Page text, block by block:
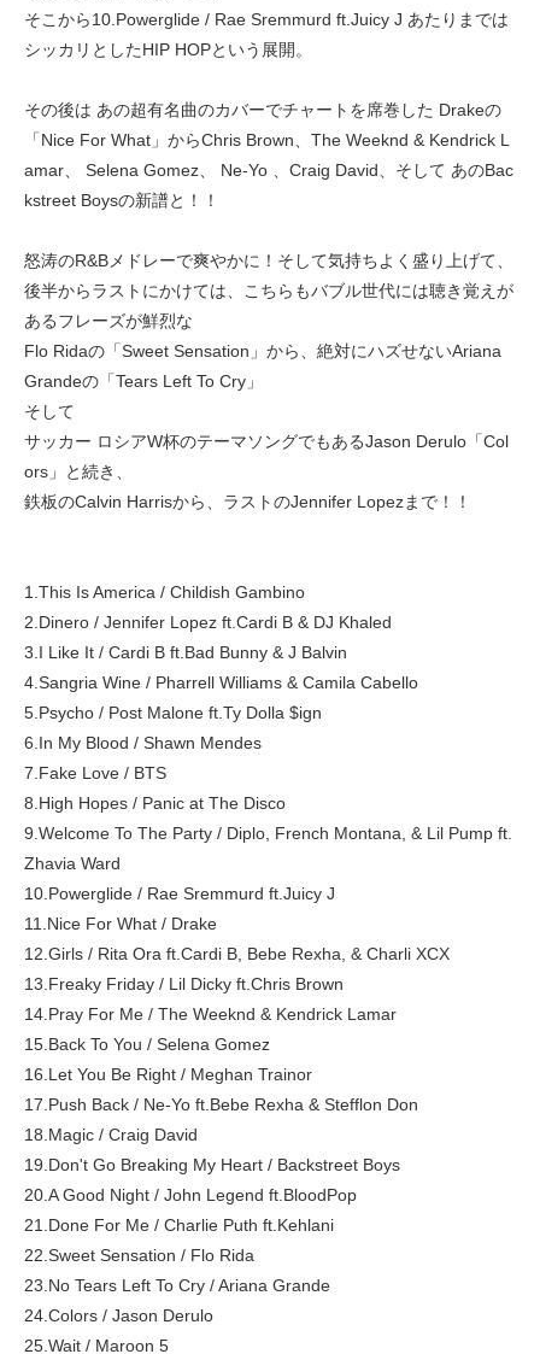
そこから10.Powerglide / Rae Sremmurd ft.Juicy J あたりまでは
シッカリとしたHIP HOPという展開。
その後は あの超有名曲のカバーでチャートを席巻した Drakeの
「Nice For What」からChris Brown、The Weeknd & Kendrick L
amar、 Selena Gomez、 Ne-Yo 、Craig David、そして あのBac
kstreet Boysの新譜と！！
怒涛のR&Bメドレーで爽やかに！そして気持ちよく盛り上げて、
後半からラストにかけては、こちらもバブル世代には聴き覚えが
あるフレーズが鮮烈な
Flo Ridaの「Sweet Sensation」から、絶対にハズせないAriana
Grandeの「Tears Left To Cry」
そして
サッカー ロシアW杯のテーマソングでもあるJason Derulo「Col
ors」と続き、
鉄板のCalvin Harrisから、ラストのJennifer Lopezまで！！
1.This Is America / Childish Gambino
2.Dinero / Jennifer Lopez ft.Cardi B & DJ Khaled
3.I Like It / Cardi B ft.Bad Bunny & J Balvin
4.Sangria Wine / Pharrell Williams & Camila Cabello
5.Psycho / Post Malone ft.Ty Dolla $ign
6.In My Blood / Shawn Mendes
7.Fake Love / BTS
8.High Hopes / Panic at The Disco
9.Welcome To The Party / Diplo, French Montana, & Lil Pump ft.
Zhavia Ward
10.Powerglide / Rae Sremmurd ft.Juicy J
11.Nice For What / Drake
12.Girls / Rita Ora ft.Cardi B, Bebe Rexha, & Charli XCX
13.Freaky Friday / Lil Dicky ft.Chris Brown
14.Pray For Me / The Weeknd & Kendrick Lamar
15.Back To You / Selena Gomez
16.Let You Be Right / Meghan Trainor
17.Push Back / Ne-Yo ft.Bebe Rexha & Stefflon Don
18.Magic / Craig David
19.Don't Go Breaking My Heart / Backstreet Boys
20.A Good Night / John Legend ft.BloodPop
21.Done For Me / Charlie Puth ft.Kehlani
22.Sweet Sensation / Flo Rida
23.No Tears Left To Cry / Ariana Grande
24.Colors / Jason Derulo
25.Wait / Maroon 5